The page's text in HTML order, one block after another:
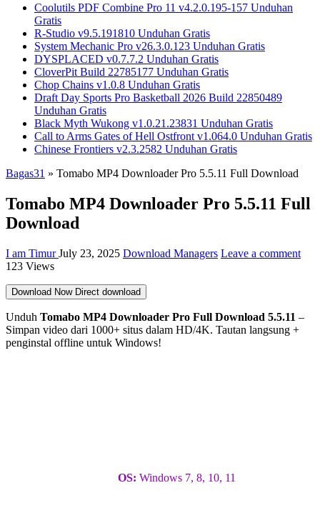
Coolutils PDF Combine Pro 11 v4.2.0.195-157 Unduhan
Gratis
R-Studio v9.5.191810 Unduhan Gratis
System Mechanic Pro v26.3.0.123 Unduhan Gratis
DYSPLACED v0.7.7.2 Unduhan Gratis
CloverPit Build 22785177 Unduhan Gratis
Chop Chains v1.0.8 Unduhan Gratis
Draft Day Sports Pro Basketball 2026 Build 22850489
Unduhan Gratis
Black Myth Wukong v1.0.21.23831 Unduhan Gratis
Call to Arms Gates of Hell Ostfront v1.064.0 Unduhan Gratis
Chinese Frontiers v2.3.2582 Unduhan Gratis
Bagas31 » Tomabo MP4 Downloader Pro 5.5.11 Full Download
Tomabo MP4 Downloader Pro 5.5.11 Full
Download
I am TimurJuly 23, 2025 Download Managers Leave a comment
123 Views
Download Now Direct download
Unduh Tomabo MP4 Downloader Pro Full Download 5.5.11 –
Simpan video dari 1000+ situs dalam HD/4K. Tautan langsung +
penginstal offline untuk Windows!
OS: Windows 7, 8, 10, 11